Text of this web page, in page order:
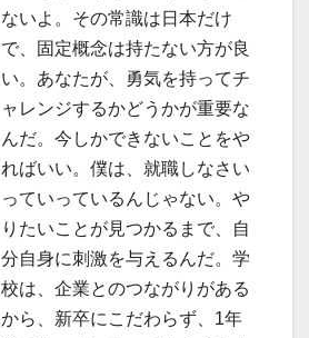
ないよ。その常識は日本だけ
で、固定概念は持たない方が良
い。あなたが、勇気を持ってチ
ャレンジするかどうかが重要な
んだ。今しかできないことをや
ればいい。僕は、就職しなさい
っていっているんじゃない。や
りたいことが見つかるまで、自
分自身に刺激を与えるんだ。学
校は、企業とのつながりがある
から、新卒にこだわらず、1年